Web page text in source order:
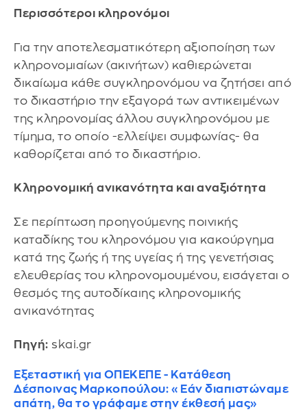
Περισσότεροι κληρονόμοι
Για την αποτελεσματικότερη αξιοποίηση των
κληρονομιαίων (ακινήτων) καθιερώνεται
δικαίωμα κάθε συγκληρονόμου να ζητήσει από
το δικαστήριο την εξαγορά των αντικειμένων
της κληρονομίας άλλου συγκληρονόμου με
τίμημα, το οποίο -ελλείψει συμφωνίας- θα
καθορίζεται από το δικαστήριο.
Κληρονομική ανικανότητα και αναξιότητα
Σε περίπτωση προηγούμενης ποινικής
καταδίκης του κληρονόμου για κακούργημα
κατά της ζωής ή της υγείας ή της γενετήσιας
ελευθερίας του κληρονομουμένου, εισάγεται ο
θεσμός της αυτοδίκαιης κληρονομικής
ανικανότητας
Πηγή: skai.gr
Εξεταστική για ΟΠΕΚΕΠΕ - Κατάθεση
Δέσποινας Μαρκοπούλου: «Εάν διαπιστώναμε
απάτη, θα το γράφαμε στην έκθεσή μας»